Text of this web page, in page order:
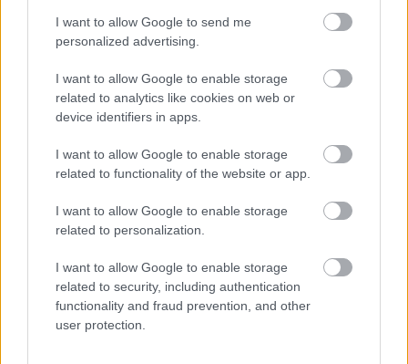
I want to allow Google to send me
personalized advertising.
I want to allow Google to enable storage
related to analytics like cookies on web or
device identifiers in apps.
I want to allow Google to enable storage
related to functionality of the website or app.
I want to allow Google to enable storage
related to personalization.
I want to allow Google to enable storage
related to security, including authentication
functionality and fraud prevention, and other
user protection.
ΣΗΜΕΡΑ ΣΤΟ IATRONET.GR